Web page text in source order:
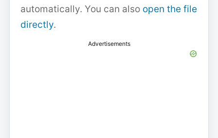
automatically. You can also open the file
directly.
Advertisements